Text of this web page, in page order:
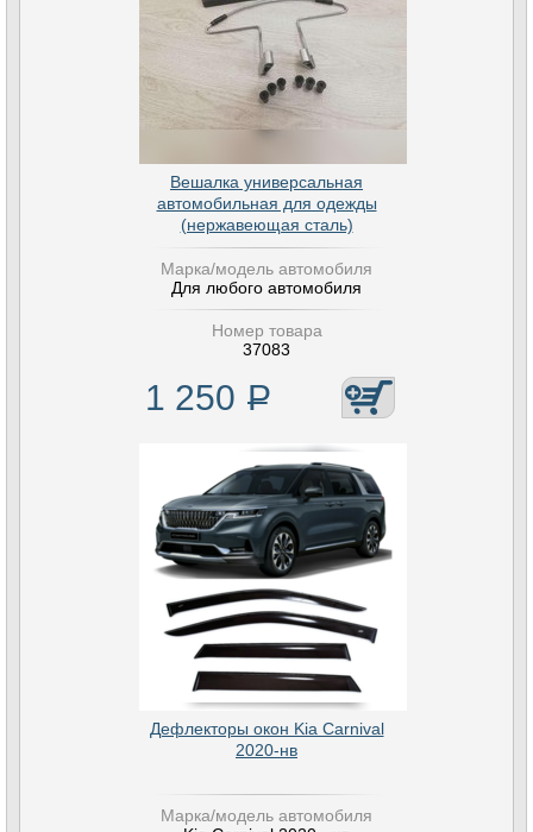
Вешалка универсальная
автомобильная для одежды
(нержавеющая сталь)
Марка/модель автомобиля
Для любого автомобиля
Номер товара
37083
1 250 Р
Дефлекторы окон Kia Carnival
2020-нв
Марка/модель автомобиля